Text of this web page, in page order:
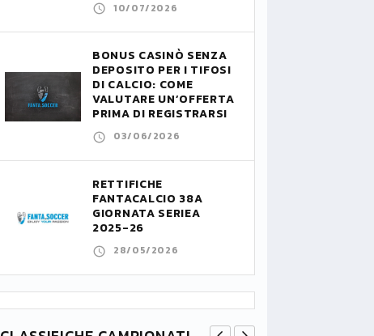
10/07/2026
BONUS CASINÒ SENZA
DEPOSITO PER I TIFOSI
DI CALCIO: COME
VALUTARE UN’OFFERTA
PRIMA DI REGISTRARSI
03/06/2026
RETTIFICHE
FANTACALCIO 38A
GIORNATA SERIEA
2025-26
28/05/2026